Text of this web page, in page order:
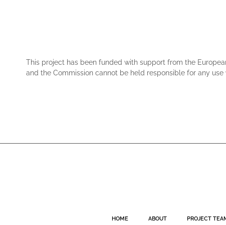
This project has been funded with support from the
and the Commission cannot be held responsible for any
HOME ABOUT PROJECT